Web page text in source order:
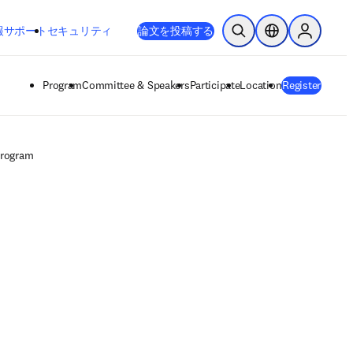
サポート 新しいタブ／ウィンドウで開く
opens in new tab/window
セキュリティ 論文を投稿する 検索を開くロケーションセ
Sign in to
ProgramCommittee & SpeakersParticipateLocationRegister